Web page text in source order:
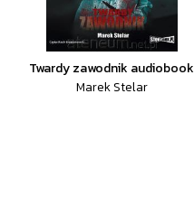
Twardy zawodnik audiobook
Marek Stelar